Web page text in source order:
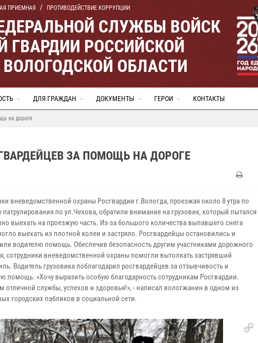
ПРИЕМНАЯ ПРОТИВОДЕЙСТВИЕ КОРРУПЦИИ
СЛУЖБЫ ВОЙСК
ГВАРДИИ РОССИЙСКОЙ
ОБЛАСТИ
ДЛЯ ГРАЖДАН ДОКУМЕНТЫ ГЕРОИ КОНТАКТЫ
на дороге
ЗА ПОМОЩЬ НА ДОРОГЕ
вневедомственной охраны Росгвардии г.Вологда, проезжая около 8 утра по
патрулирования по ул.Чехова, обратили внимание на грузовик, который пытался
выехать на проезжую часть. Из-за большого количества выпавшего снега
выехать из плотной колеи и застряло. Росгвардейцы остановились и
водителю помощь. Обеспечив безопасность другим участниками дорожного
сотрудники вневедомственной охраны помогли вытолкать застрявший
Водитель грузовика поблагодарил росгвардейцев за отзывчивость и
помощь. «Хочу выразить особую благодарность сотрудникам Росгвардии.
службы, успехов и здоровья!», - написал вологжанин в одном из
городских пабликов в социальной сети.